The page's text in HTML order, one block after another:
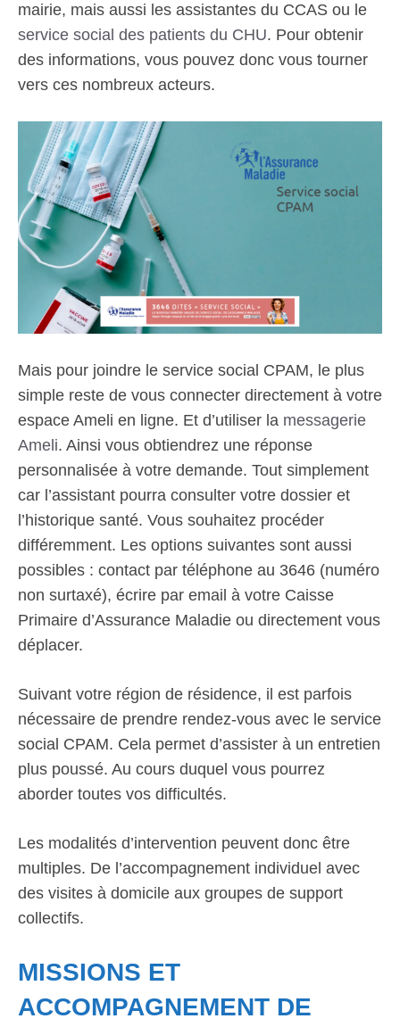
mairie, mais aussi les assistantes du CCAS ou le
service social des patients du CHU. Pour obtenir
des informations, vous pouvez donc vous tourner
vers ces nombreux acteurs.
Mais pour joindre le service social CPAM, le plus
simple reste de vous connecter directement à votre
espace Ameli en ligne. Et d’utiliser la messagerie
Ameli. Ainsi vous obtiendrez une réponse
personnalisée à votre demande. Tout simplement
car l’assistant pourra consulter votre dossier et
l’historique santé. Vous souhaitez procéder
différemment. Les options suivantes sont aussi
possibles : contact par téléphone au 3646 (numéro
non surtaxé), écrire par email à votre Caisse
Primaire d’Assurance Maladie ou directement vous
déplacer.
Suivant votre région de résidence, il est parfois
nécessaire de prendre rendez-vous avec le service
social CPAM. Cela permet d’assister à un entretien
plus poussé. Au cours duquel vous pourrez
aborder toutes vos difficultés.
Les modalités d’intervention peuvent donc être
multiples. De l’accompagnement individuel avec
des visites à domicile aux groupes de support
collectifs.
MISSIONS ET
ACCOMPAGNEMENT DE